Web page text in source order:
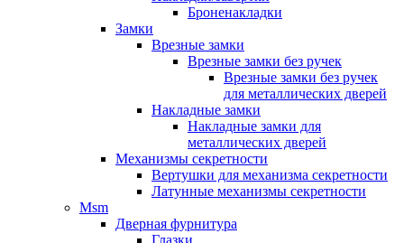
Броненакладки
Замки
Врезные замки
Врезные замки без ручек
Врезные замки без ручек
для металлических дверей
Накладные замки
Накладные замки для
металлических дверей
Механизмы секретности
Вертушки для механизма секретности
Латунные механизмы секретности
Msm
Дверная фурнитура